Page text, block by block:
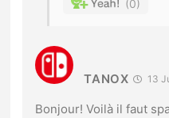
0
TANOX 13
Bonjour! Voilà il faut